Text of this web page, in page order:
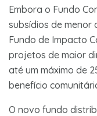
Embora o Fundo
subsídios de menor
Fundo de Impacto
projetos de maior
até um máximo de
benefício
O novo fundo